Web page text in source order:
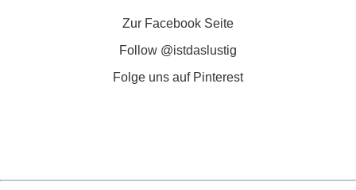
Zur Facebook Seite
Follow @istdaslustig
Folge uns auf Pinterest